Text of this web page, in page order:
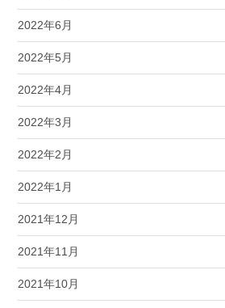
2022年6月
2022年5月
2022年4月
2022年3月
2022年2月
2022年1月
2021年12月
2021年11月
2021年10月